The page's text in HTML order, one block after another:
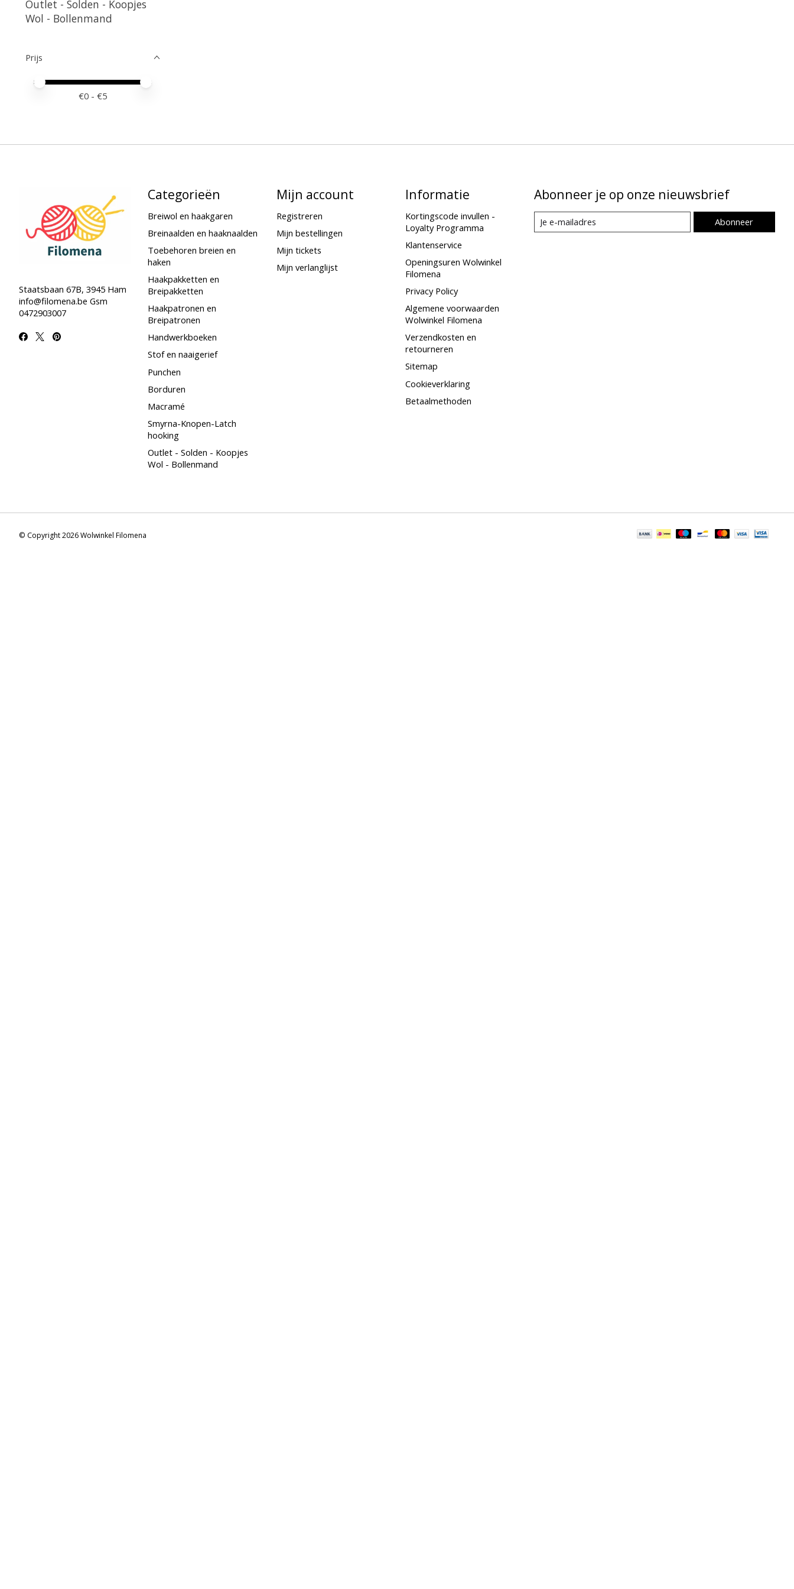
Outlet - Solden - Koopjes
Wol - Bollenmand
Prijs
Minimale prijswaarde
Price maximum value
€0 - €5
Staatsbaan 67B, 3945 Ham
info@filomena.be Gsm
0472903007
Categorieën
Breiwol en haakgaren
Breinaalden en haaknaalden
Toebehoren breien en
haken
Haakpakketten en
Breipakketten
Haakpatronen en
Breipatronen
Handwerkboeken
Stof en naaigerief
Punchen
Borduren
Macramé
Smyrna-Knopen-Latch
hooking
Outlet - Solden - Koopjes
Wol - Bollenmand
Mijn account
Registreren
Mijn bestellingen
Mijn tickets
Mijn verlanglijst
Informatie
Kortingscode invullen -
Loyalty Programma
Klantenservice
Openingsuren Wolwinkel
Filomena
Privacy Policy
Algemene voorwaarden
Wolwinkel Filomena
Verzendkosten en
retourneren
Sitemap
Cookieverklaring
Betaalmethoden
Abonneer je op onze nieuwsbrief
Abonneer
© Copyright 2026 Wolwinkel Filomena